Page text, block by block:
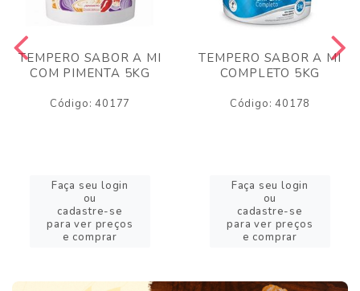
TEMPERO SABOR A MI
COM PIMENTA 5KG
Código: 40177
Faça seu login
ou
cadastre-se
para ver preços
e comprar
TEMPERO SABOR A MI
COMPLETO 5KG
Código: 40178
Faça seu login
ou
cadastre-se
para ver preços
e comprar